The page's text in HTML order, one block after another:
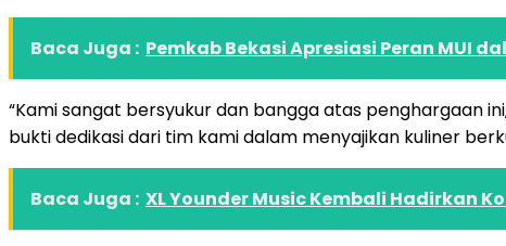
Baca Juga : Pemkab Bekasi Apresiasi Peran MUI
“Kami sangat bersyukur dan bangga atas penghargaan
bukti dedikasi dari tim kami dalam menyajikan kuliner
Baca Juga : XL Younder Music Kembali Hadirkan